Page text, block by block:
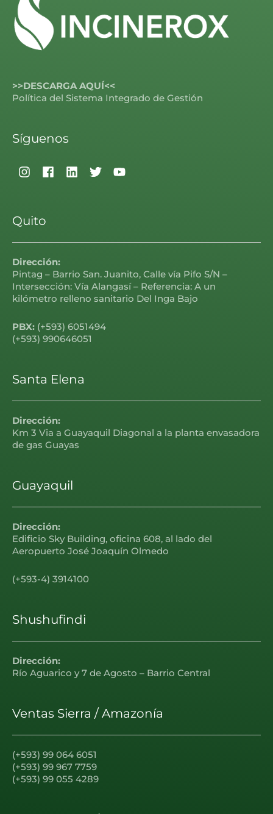
>>DESCARGA AQUÍ<<
Política del Sistema Integrado de Gestión
Síguenos
Quito
Dirección:
Pintag – Barrio San. Juanito, Calle vía Pifo S/N –
Intersección: Vía Alangasí – Referencia: A un
kilómetro relleno sanitario Del Inga Bajo
PBX: (+593) 6051494
(+593) 990646051
Santa Elena
Dirección:
Km 3 Via a Guayaquil Diagonal a la planta envasadora
de gas Guayas
Guayaquil
Dirección:
Edificio Sky Building, oficina 608, al lado del
Aeropuerto José Joaquín Olmedo
(+593-4) 3914100
Shushufindi
Dirección:
Río Aguarico y 7 de Agosto – Barrio Central
Ventas Sierra / Amazonía
(+593) 99 064 6051
(+593) 99 967 7759
(+593) 99 055 4289